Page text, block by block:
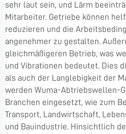
sehr laut sein, und Lärm
Mitarbeiter. Getriebe können
reduzieren und die
angenehmer zu gestalten.
gleichmäßigeren Betrieb, was
und Vibrationen bedeutet. Dies
als auch der Langlebigkeit der
werden Wuma-Abtriebswellen-
Branchen eingesetzt, wie zum
Transport, Landwirtschaft,
und Bauindustrie. Hinsichtlich